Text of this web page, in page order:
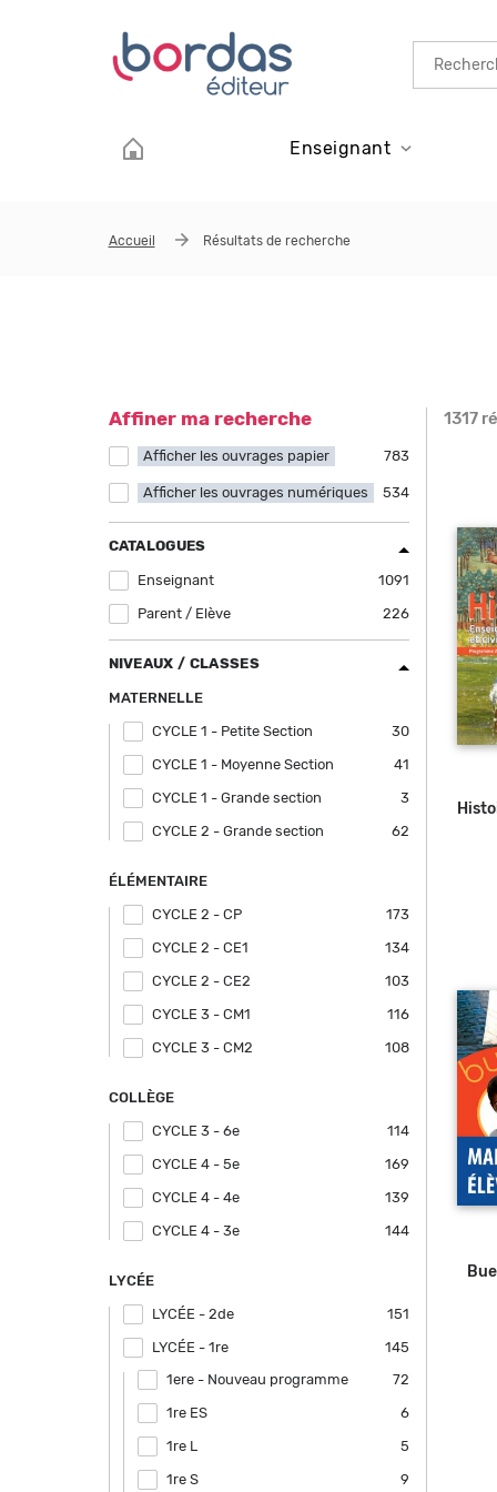
Aller au contenu principal
Enseignant
Accueil Résultats de recherche
1317
Affiner ma recherche
Afficher les ouvrages papier 783
Apply Afficher les ouvrages papier filter
Afficher les ouvrages numériques 534
Apply Afficher les ouvrages numériques
CATALOGUES
Enseignant 1091
Apply Enseignant filter
Parent / Elève 226
Apply Parent / Elève filter
NIVEAUX / CLASSES
MATERNELLE
CYCLE 1 - Petite Section 30
Apply CYCLE 1 - Petite Section filter
CYCLE 1 - Moyenne Section 41
Apply CYCLE 1 - Moyenne Section filter
CYCLE 1 - Grande section 3
Apply CYCLE 1 - Grande section filter
CYCLE 2 - Grande section 62
Apply CYCLE 2 - Grande section filter
ÉLÉMENTAIRE
CYCLE 2 - CP 173
Apply CYCLE 2 - CP filter
CYCLE 2 - CE1 134
Apply CYCLE 2 - CE1 filter
CYCLE 2 - CE2 103
Apply CYCLE 2 - CE2 filter
CYCLE 3 - CM1 116
Apply CYCLE 3 - CM1 filter
CYCLE 3 - CM2 108
Apply CYCLE 3 - CM2 filter
COLLÈGE
CYCLE 3 - 6e 114
Apply CYCLE 3 - 6e filter
CYCLE 4 - 5e 169
Apply CYCLE 4 - 5e filter
CYCLE 4 - 4e 139
Apply CYCLE 4 - 4e filter
CYCLE 4 - 3e 144
Apply CYCLE 4 - 3e filter
LYCÉE
LYCÉE - 2de 151
Apply LYCÉE - 2de filter
LYCÉE - 1re 145
Apply LYCÉE - 1re filter
1ere - Nouveau programme 72
Apply 1ere - Nouveau programme
1re ES
6
Apply 1re ES filter
1re L 5
Apply 1re L filter
1re S 9
Apply 1re S filter